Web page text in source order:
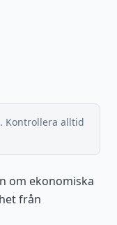
Kontrollera alltid
om ekonomiska
från